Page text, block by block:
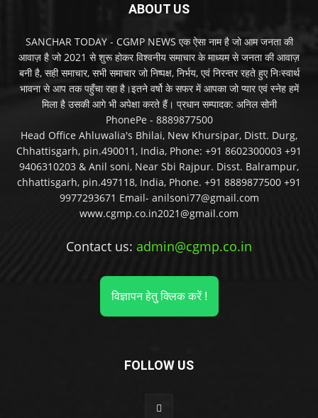
ABOUT US
SANCHAR TODAY - CGMP NEWS एक ऐसा नाम है जो आम जनता की
आवाज़ है जो 2021 से शुरू होकर विश्वनीय समाचार के माध्यम से जनता की आवाज़
बनी है, सही समाचार, सभी समाचार जो निष्पक्ष, निर्भय, एवं निरन्तर रहते हुए निःस्वार्थ
भावना से आप तक पहुँचा रहा है।इतने वर्षो के सफर में आपका जो प्यार एवं स्नेह हमें
मिला है उसकी आगे भी अपेक्षा करते हैं। प्रधान सम्पादक: अनिल सोनी
PhonePe - 8889877500
Head Office Ahluwalia's Bhilai, New Khursipar, Distt. Durg,
Chhattisgarh, pin.490011, India, Phone: +91 8602300003 +91
9406310203 & Anil soni, Near Sbi Rajpur. Disst. Balrampur,
chhattisgarh, pin.497118, India, Phone. +91 8889877500 +91
9977293671 Email- anilsoni77@gmail.com
www.cgmp.co.in2021@gmail.com
Contact us: admin@cgmp.co.in
विज्ञापन हेतु क्लिक करें !
FOLLOW US